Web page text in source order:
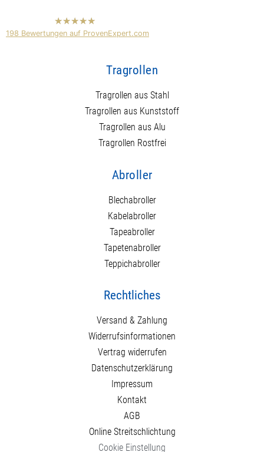
Abroller Anonym
hat4,89
von
198 Bewertungen auf ProvenExpert.com
Tragrollen
Tragrollen aus Stahl
Tragrollen aus Kunststoff
Tragrollen aus Alu
Tragrollen Rostfrei
Abroller
Blechabroller
Kabelabroller
Tapeabroller
Tapetenabroller
Teppichabroller
Rechtliches
Versand & Zahlung
Widerrufsinformationen
Vertrag widerrufen
Datenschutzerklärung
Impressum
Kontakt
AGB
Online Streitschlichtung
Cookie Einstellung